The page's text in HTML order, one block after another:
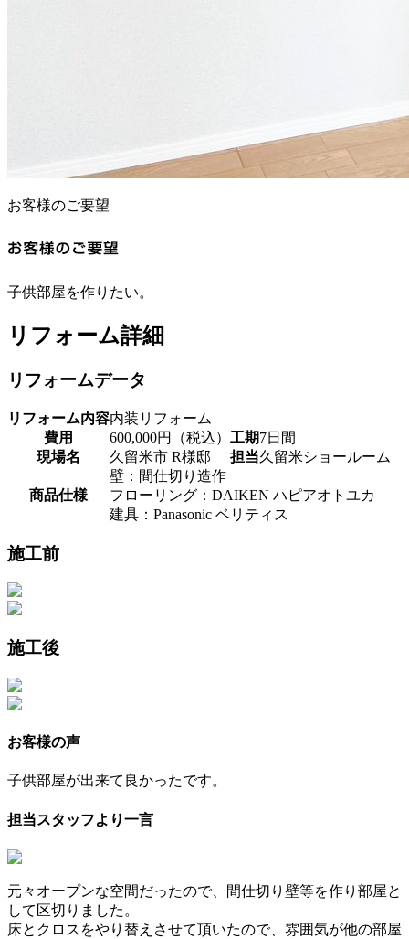
お客様のご要望
子供部屋を作りたい。
リフォーム詳細
リフォームデータ
リフォーム内容内装リフォーム
費用
600,000円（税込） 工期7日間
現場名
久留米市 R様邸 担当久留米ショールーム
商品仕様
壁：間仕切り造作
フローリング：DAIKEN ハピアオトユカ
建具：Panasonic ベリティス
施工前
施工後
お客様の声
子供部屋が出来て良かったです。
担当スタッフより一言
元々オープンな空間だったので、間仕切り壁等を作り部屋と
して区切りました。
床とクロスをやり替えさせて頂いたので、雰囲気が他の部屋